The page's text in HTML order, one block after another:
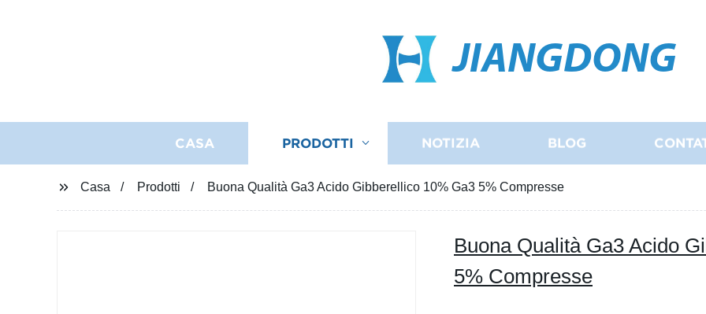
JIANGDONG
CASA PRODOTTI NOTIZIA BLOG
Casa Prodotti Buona Qualità Ga3 Acido Gibberellico 10% Ga3 5% Compresse
Buona Qualità Ga3 Acido
5% Compresse